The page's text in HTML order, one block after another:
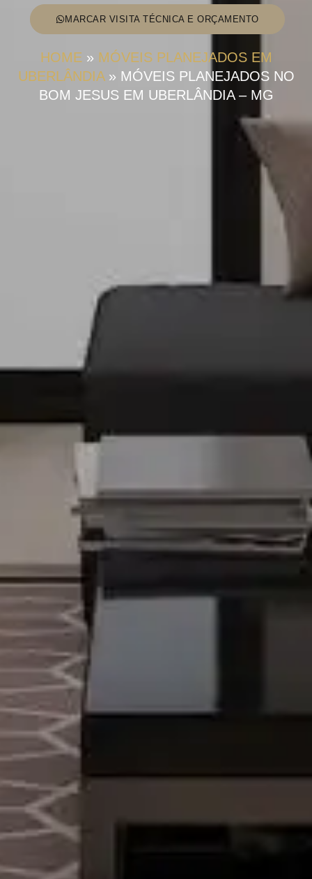
MARCAR VISITA TÉCNICA E ORÇAMENTO
HOME » MÓVEIS PLANEJADOS EM
UBERLÂNDIA» MÓVEIS PLANEJADOS NO
BOM JESUS EM UBERLÂNDIA – MG